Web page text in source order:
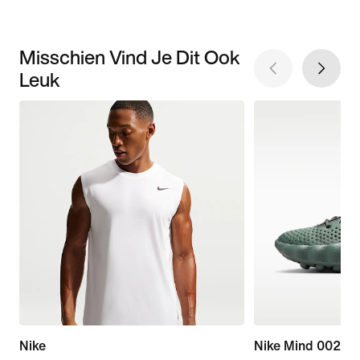
Misschien Vind Je Dit Ook
Leuk
Nike
Nike Mind 002